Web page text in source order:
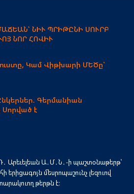
ՆԻՒ ՊՐԻԹԸՆԻ ՍՈՒՐԲ
ՆՈՐ ՀՈՎԻՒ
Կամ Վիթխարի ՄԵԾը՝
Գերմանիան
Սորված է
Արեւելեան Ա․Մ․Ն․-ի պաշտօնաթերթ՝
մեսրոպաշունչ լեզուով
թերթն է։